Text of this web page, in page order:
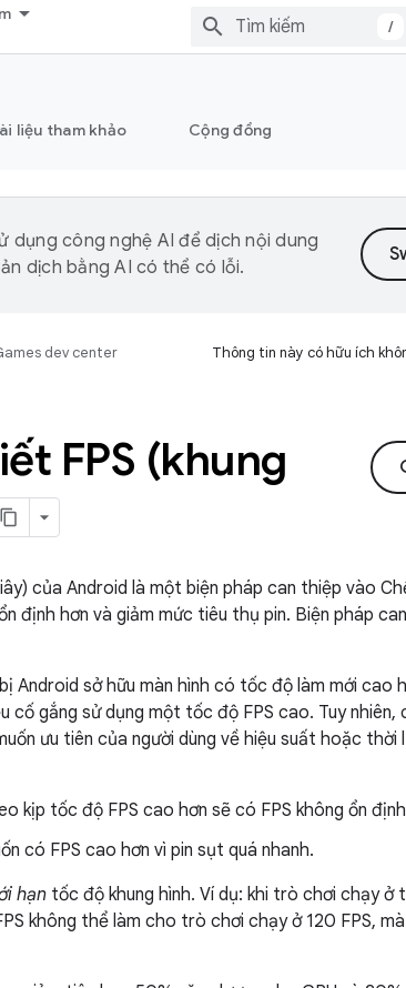
/
liệu tham khảo Cộng đồng
dụng công nghệ AI để dịch nội dung
dịch bằng AI có thể có lỗi.
dev center
Thông tin này có hữu ích
FPS (khung
của Android là một biện pháp can thiệp vào
định hơn và giảm mức tiêu thụ pin. Biện pháp
Android sở hữu màn hình có tốc độ làm mới cao
cố gắng sử dụng một tốc độ FPS cao. Tuy nhiên,
ưu tiên của người dùng về hiệu suất hoặc thời
kịp tốc độ FPS cao hơn sẽ có FPS không ổn
có FPS cao hơn vì pin sụt quá nhanh.
hạn tốc độ khung hình. Ví dụ: khi trò chơi chạy ở
không thể làm cho trò chơi chạy ở 120 FPS,